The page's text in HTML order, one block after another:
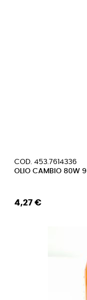
COD. 453.7614336
OLIO CAMBIO 80W
4,27 €